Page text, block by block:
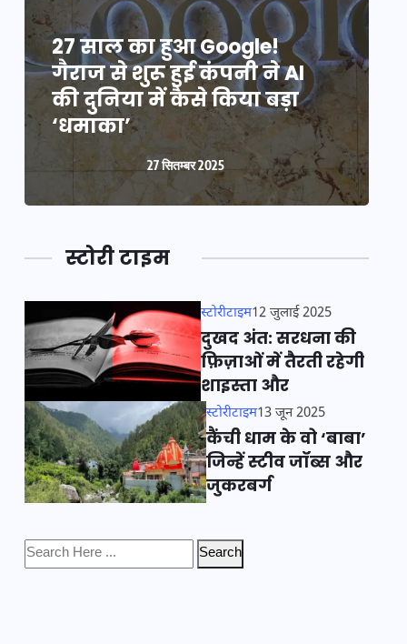
27 साल का हुआ Google!
गैराज से शुरू हुई कंपनी ने AI
की दुनिया में कैसे किया बड़ा
‘धमाका’
27 सितम्बर 2025
स्टोरी टाइम
स्टोरीटाइम12 जुलाई 2025
दुखद अंत: सरधना की
फ़िज़ाओं में तैरती रहेगी
शाइस्ता और
स्टोरीटाइम13 जून 2025
कैंची धाम के वो ‘बाबा’
जिन्हें स्टीव जॉब्स और
जुकरबर्ग
Search